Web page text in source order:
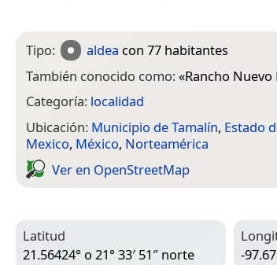
Tipo: aldea con 77 habitantes
También conocido como:«Rancho Nuevo
Categoría: localidad
Ubicación: Municipio de Tamalín, Estado
Mexico, México, Norteamérica
Ver en Open­Street­Map
Latitud
21.56424° o 21° 33′ 51″ norte
-